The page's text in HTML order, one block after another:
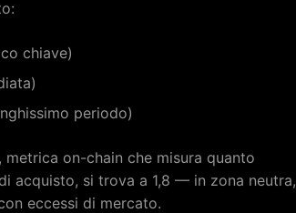
chiave)
periodo)
metrica on-chain che misura quanto
acquisto, si trova a 1,8 — in zona neutra,
eccessi di mercato.